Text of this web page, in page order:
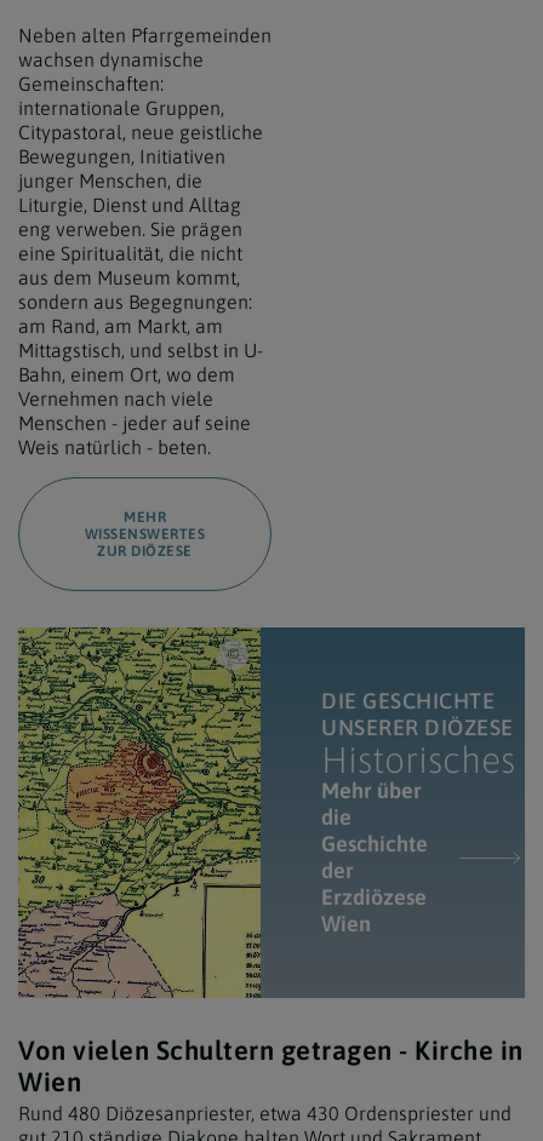
Neben alten Pfarrgemeinden
wachsen dynamische
Gemeinschaften:
internationale Gruppen,
Citypastoral, neue geistliche
Bewegungen, Initiativen
junger Menschen, die
Liturgie, Dienst und Alltag
eng verweben. Sie prägen
eine Spiritualität, die nicht
aus dem Museum kommt,
sondern aus Begegnungen:
am Rand, am Markt, am
Mittagstisch, und selbst in U-
Bahn, einem Ort, wo dem
Vernehmen nach viele
Menschen - jeder auf seine
Weis natürlich - beten.
MEHR
WISSENSWERTES
ZUR DIÖZESE
Diözesanarchiv Erzdiözese Wien / Alte Karte
DIE GESCHICHTE
UNSERER DIÖZESE
Historisches
Mehr über
die
Geschichte
der
Erzdiözese
Wien
Von vielen Schultern getragen - Kirche in
Wien
Rund 480 Diözesanpriester, etwa 430 Ordenspriester und